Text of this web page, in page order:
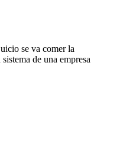
se va comer la
de una empresa